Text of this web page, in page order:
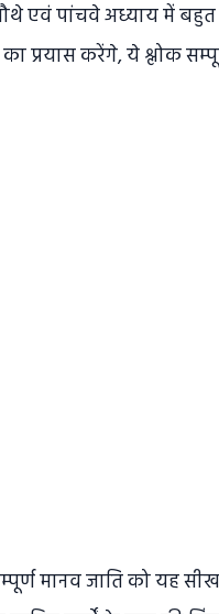
एवं पांचवे अध्याय में
प्रयास करेंगे, ये श्लोक
मानव जाति को यह